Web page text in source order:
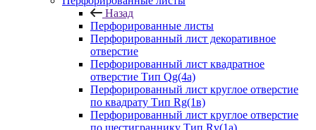
Назад
Перфорированные листы
Перфорированный лист декоративное
отверстие
Перфорированный лист квадратное
отверстие Тип Qg(4а)
Перфорированный лист круглое отверстие
по квадрату Тип Rg(1в)
Перфорированный лист круглое отверстие
по шестиграннику Тип Rv(1а)